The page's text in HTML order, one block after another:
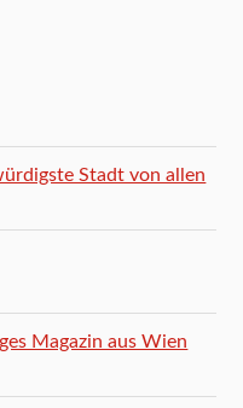
Stadt von allen
Magazin aus Wien